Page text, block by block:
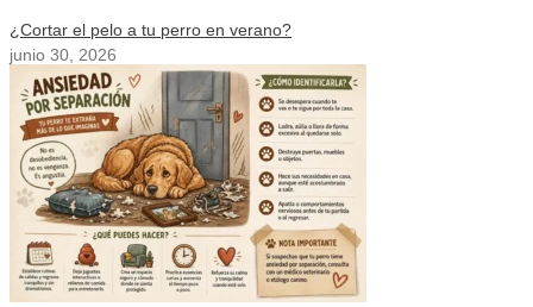
¿Cortar el pelo a tu perro en verano?
junio 30, 2026